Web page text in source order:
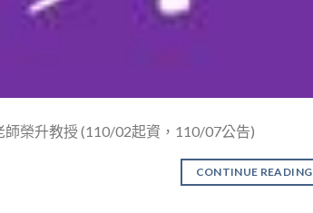
師榮升教授 (110/02起資，110/07公告)
CONTINUE READING